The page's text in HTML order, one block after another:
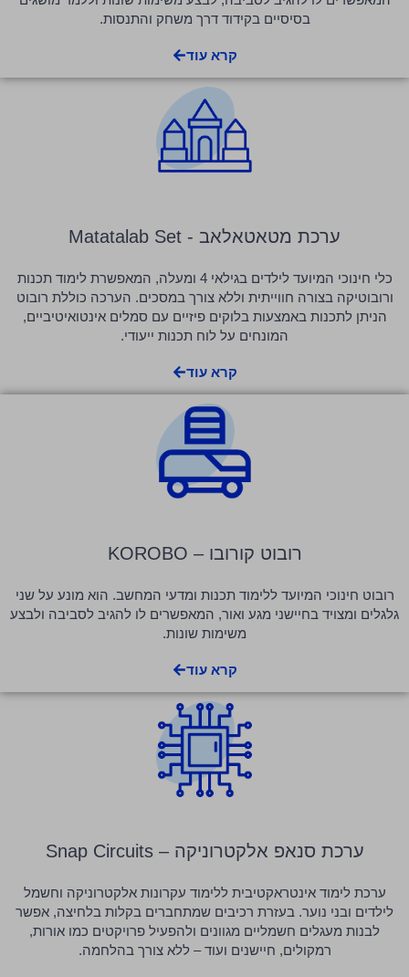
בסיסיים בקידוד דרך משחק והתנסות.
קרא עוד
ערכת מטאטאלאב - Matatalab Set
כלי חינוכי המיועד לילדים בגילאי 4 ומעלה, המאפשרת לימוד תכנות
ורובוטיקה בצורה חווייתית וללא צורך במסכים. הערכה כוללת רובוט
הניתן לתכנות באמצעות בלוקים פיזיים עם סמלים אינטואיטיביים,
המונחים על לוח תכנות ייעודי.
קרא עוד
רובוט קורובו – KOROBO
רובוט חינוכי המיועד ללימוד תכנות ומדעי המחשב. הוא מונע על שני
גלגלים ומצויד בחיישני מגע ואור, המאפשרים לו להגיב לסביבה ולבצע
משימות שונות.
קרא עוד
ערכת סנאפ אלקטרוניקה – Snap Circuits
ערכת לימוד אינטראקטיבית ללימוד עקרונות אלקטרוניקה וחשמל
לילדים ובני נוער. בעזרת רכיבים שמתחברים בקלות בלחיצה, אפשר
לבנות מעגלים חשמליים מגוונים ולהפעיל פרויקטים כמו אורות,
רמקולים, חיישנים ועוד – ללא צורך בהלחמה.